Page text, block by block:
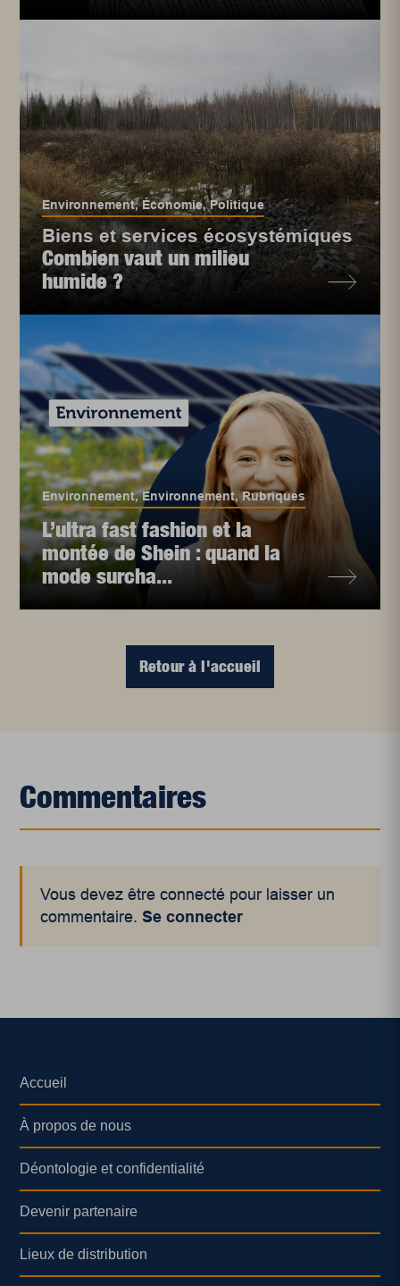
Environnement,Économie,Politique
Biens et services écosystémiques
Combien vaut un milieu
humide ?
Environnement,Environnement,Rubriques
L’ultra fast fashion et la
montée de Shein : quand la
mode surcha...
Retour à l'accueil
Commentaires
Vous devez être connecté pour laisser un
commentaire.Se connecter
Accueil
À propos de nous
Déontologie et confidentialité
Devenir partenaire
Lieux de distribution